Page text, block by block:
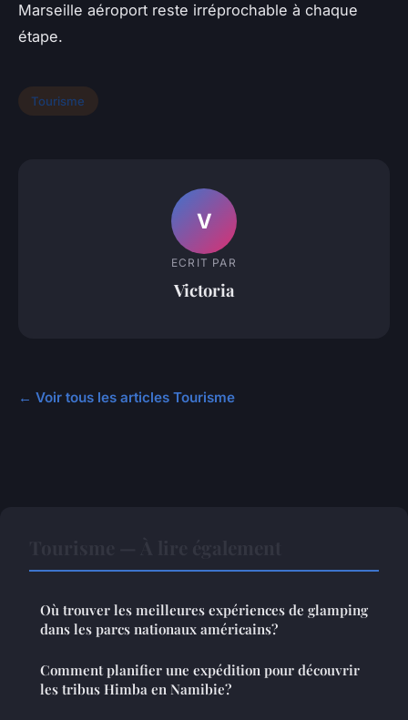
Marseille aéroport reste irréprochable à chaque
étape.
Tourisme
V
ECRIT PAR
Victoria
← Voir tous les articles Tourisme
Où trouver les meilleures expériences de glamping
dans les parcs nationaux américains?
Comment planifier une expédition pour découvrir
les tribus Himba en Namibie?